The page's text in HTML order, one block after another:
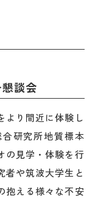
談会
より間近に体験し
研究所地質標本
の見学・体験を行
者や筑波大学生と
抱える様々な不安